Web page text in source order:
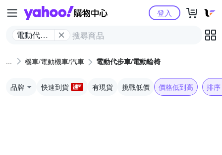
Yahoo購物中心
電動代步
椅
登入
機車/電動機車/汽車 電動代步車/電動輪椅
品牌 快速到貨 有現貨 挑戰低價 價格低到高 排序